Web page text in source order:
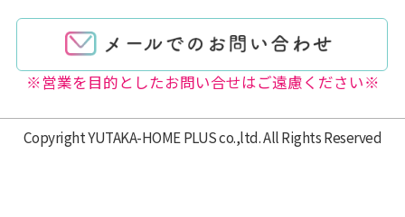
※営業を目的としたお問い合せはご遠慮ください※
Copyright YUTAKA-HOME PLUS co.,ltd. All Rights Reserved